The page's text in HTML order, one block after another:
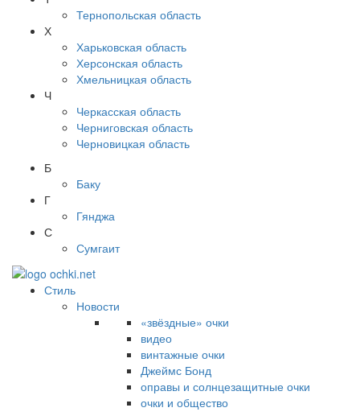
Тернопольская область
Х
Харьковская область
Херсонская область
Хмельницкая область
Ч
Черкасская область
Черниговская область
Черновицкая область
Б
Баку
Г
Гянджа
С
Сумгаит
Стиль
Новости
«звёздные» очки
видео
винтажные очки
Джеймс Бонд
оправы и солнцезащитные очки
очки и общество